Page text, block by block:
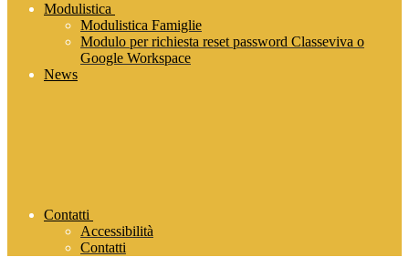
Modulistica
Modulistica Famiglie
Modulo per richiesta reset password Classeviva o
Google Workspace
News
Contatti
Accessibilità
Contatti